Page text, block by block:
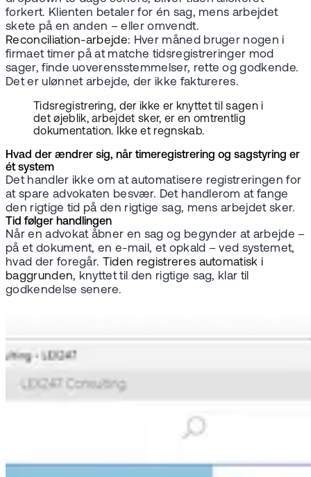
forkert. Klienten betaler for én sag, mens arbejdet
skete på en anden – eller omvendt.
Reconciliation-arbejde: Hver måned bruger nogen i
firmaet timer på at matche tidsregistreringer mod
sager, finde uoverensstemmelser, rette og godkende.
Det er ulønnet arbejde, der ikke faktureres.
Tidsregistrering, der ikke er knyttet til sagen i
det øjeblik, arbejdet sker, er en omtrentlig
dokumentation. Ikke et regnskab.
Hvad der ændrer sig, når timeregistrering og sagstyring er
ét system
Det handler ikke om at automatisere registreringen for
at spare advokaten besvær. Det handlerom at fange
den rigtige tid på den rigtige sag, mens arbejdet sker.
Tid følger handlingen
Når en advokat åbner en sag og begynder at arbejde –
på et dokument, en e-mail, et opkald – ved systemet,
hvad der foregår. Tiden registreres automatisk i
baggrunden, knyttet til den rigtige sag, klar til
godkendelse senere.